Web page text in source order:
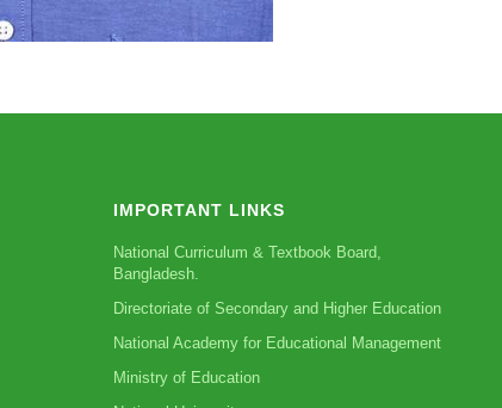
IMPORTANT LINKS
National Curriculum & Textbook Board,
Bangladesh.
Directoriate of Secondary and Higher Education
National Academy for Educational Management
Ministry of Education